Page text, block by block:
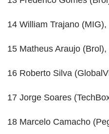
14 William Trajano
15 Matheus Araujo
16 Roberto Silva
17 Jorge Soares
18 Marcelo Camacho